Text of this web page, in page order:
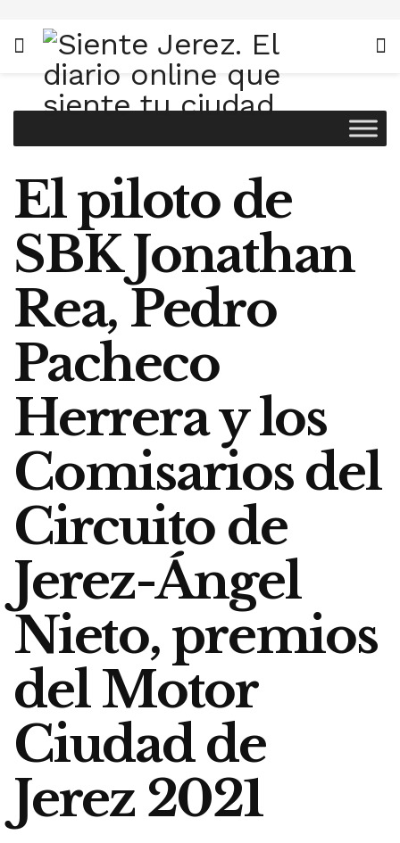
El piloto de
SBK Jonathan
Rea, Pedro
Pacheco
Herrera y los
Comisarios del
Circuito de
Jerez-Ángel
Nieto, premios
del Motor
Ciudad de
Jerez 2021